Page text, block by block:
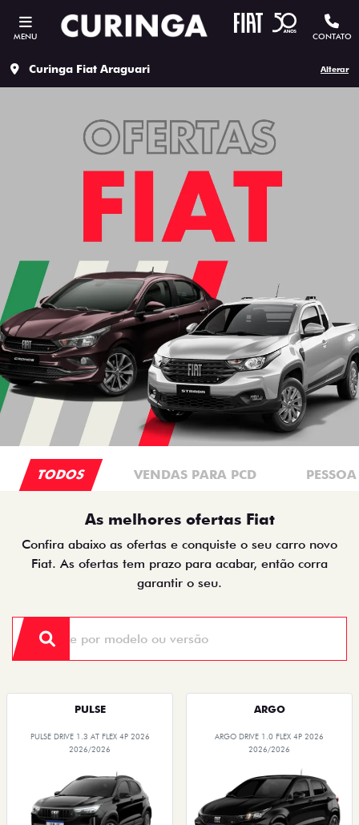
MENU CONTATO
Curinga Fiat Araguari Alterar
TODOS VENDAS PARA PCD
As melhores ofertas Fiat
Confira abaixo as ofertas e conquiste o seu carro novo
Fiat. As ofertas tem prazo para acabar, então corra
garantir o seu.
PULSE
PULSE DRIVE 1.3 AT FLEX 4P 2026
2026/2026
ARGO
ARGO DRIVE 1.0 FLEX 4P 2026
2026/2026